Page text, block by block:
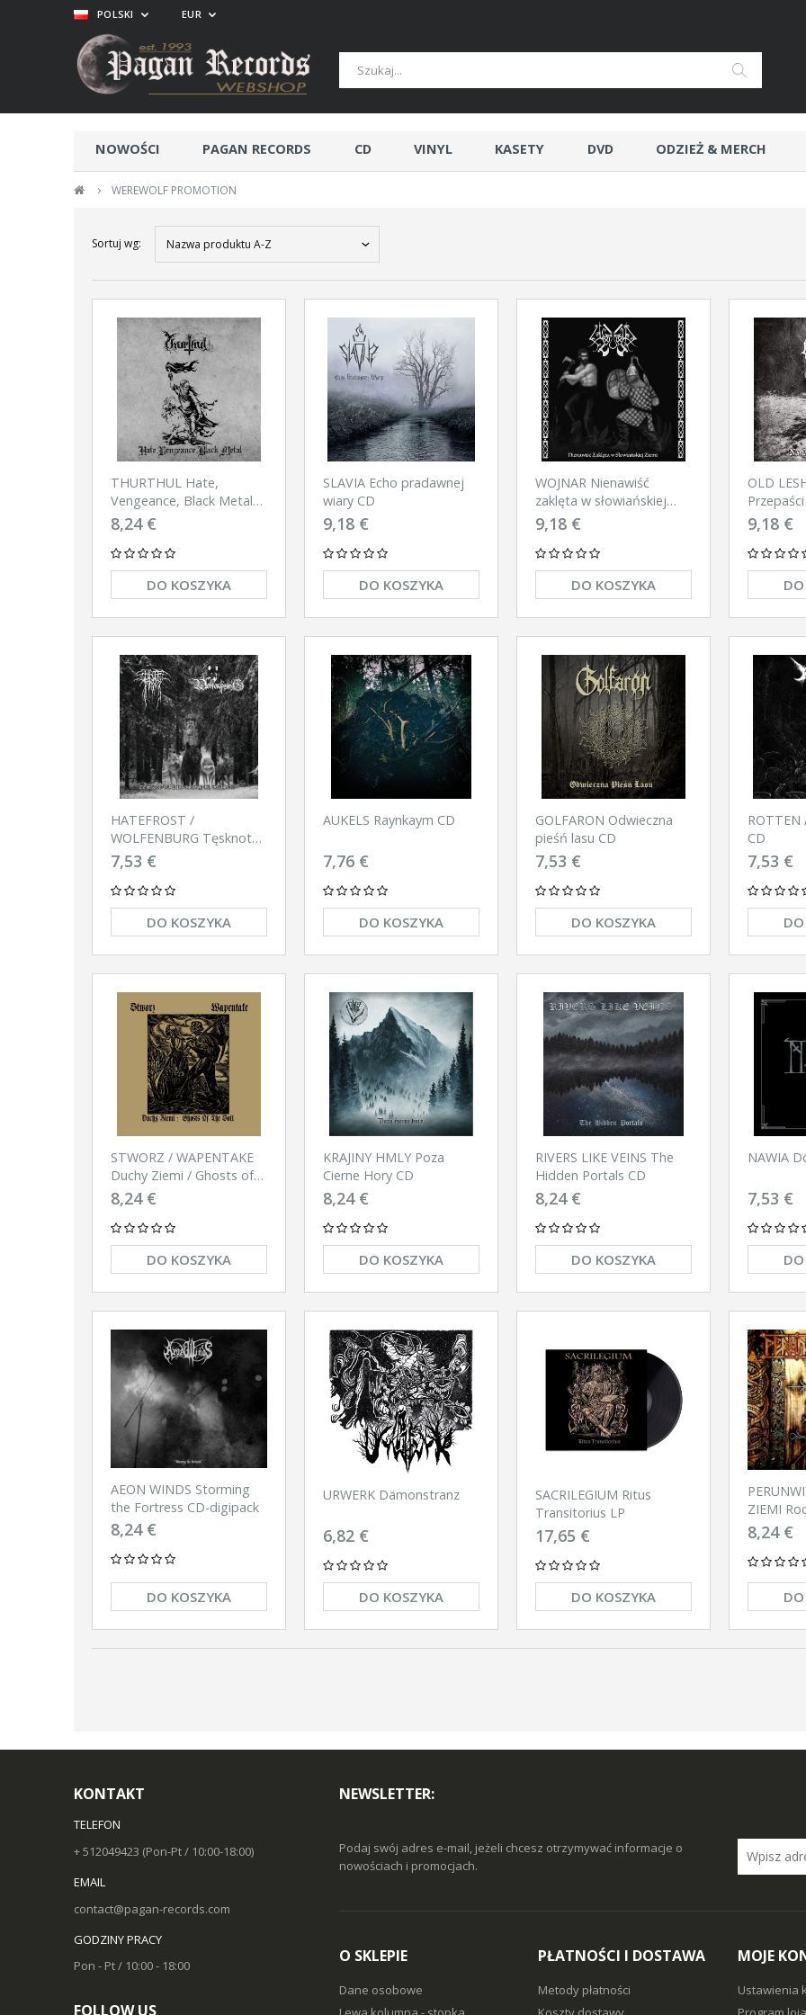
NOWOŚCI PAGAN RECORDS CD VINYL KASETY DVD ODZIEŻ & MERCH
› WEREWOLF PROMOTION
POLSKI EUR
Sortuj wg: Nazwa produktu A-Z
THURTHUL Hate,
Vengeance, Black Metal
CD
8,24 €
DO KOSZYKA
SLAVIA Echo pradawnej
wiary CD
9,18 €
DO KOSZYKA
WOJNAR Nienawiść
zaklęta w słowiańskiej
ziemi CD
9,18 €
DO KOSZYKA
OLD
9,18 €
HATEFROST /
WOLFENBURG Tęsknota
Przeszłych Czasów CD
7,53 €
DO KOSZYKA
AUKELS Raynkaym CD
7,76 €
DO KOSZYKA
GOLFARON Odwieczna
pieśń lasu CD
7,53 €
DO KOSZYKA
ROTTEN
CD
7,53 €
STWORZ / WAPENTAKE
Duchy Ziemi / Ghosts of
the Soil CD
8,24 €
DO KOSZYKA
KRAJINY HMLY Poza
Cierne Hory CD
8,24 €
DO KOSZYKA
RIVERS LIKE VEINS The
Hidden Portals CD
8,24 €
DO KOSZYKA
NAWIA
7,53 €
AEON WINDS Storming
the Fortress CD-digipack
8,24 €
DO KOSZYKA
URWERK Dämonstranz
6,82 €
DO KOSZYKA
SACRILEGIUM Ritus
Transitorius LP
17,65 €
DO KOSZYKA
ZIEMI
8,24 €
KONTAKT
TELEFON
+ 512049423 (Pon-Pt / 10:00-18:00)
EMAIL
contact@pagan-records.com
GODZINY PRACY
Pon - Pt / 10:00 - 18:00
FOLLOW US
NEWSLETTER:
Podaj swój adres e-mail, jeżeli chcesz otrzymywać informacje o
nowościach i promocjach.
O SKLEPIE
Dane osobowe
PŁATNOŚCI I DOSTAWA
Metody płatności
MOJE
Ustawienia